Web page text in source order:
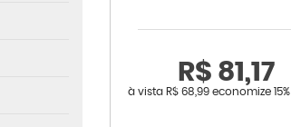
R$ 81,17
à vista R$ 68,99economize 15%